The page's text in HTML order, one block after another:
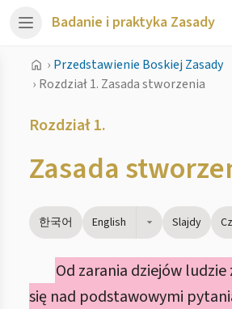
Badanie i praktyka Zasady
› Przedstawienie Boskiej Zasady
› Rozdział 1. Zasada stworzenia
Rozdział 1.
Zasada
한국어 English Slajdy
Od zarania dziejów
się nad podstawowymi